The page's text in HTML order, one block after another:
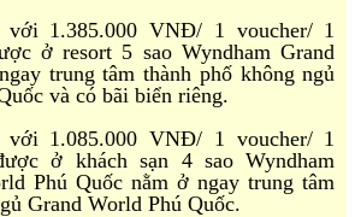
1.385.000 VNĐ/ 1 voucher/ 1
ở resort 5 sao Wyndham Grand
trung tâm thành phố không ngủ
và có bãi biển riêng.
1.085.000 VNĐ/ 1 voucher/ 1
ở khách sạn 4 sao Wyndham
Phú Quốc nằm ở ngay trung tâm
Grand World Phú Quốc.